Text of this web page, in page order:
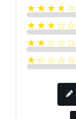
★★★★☆
★★★☆☆
★★☆☆☆
★☆☆☆☆